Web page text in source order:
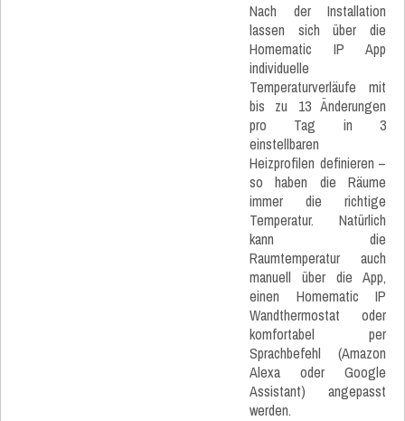
Nach der Installation
lassen sich über die
Homematic IP App
individuelle
Temperaturverläufe mit
bis zu 13 Änderungen
pro Tag in 3
einstellbaren
Heizprofilen definieren –
so haben die Räume
immer die richtige
Temperatur. Natürlich
kann die
Raumtemperatur auch
manuell über die App,
einen Homematic IP
Wandthermostat oder
komfortabel per
Sprachbefehl (Amazon
Alexa oder Google
Assistant) angepasst
werden.